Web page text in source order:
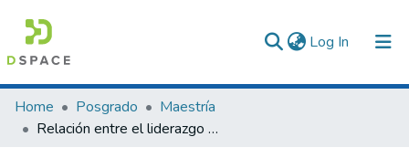
Log In (current)
Communities & Collections
All of DSpace
Home Posgrado
Maestría
Relación entre el liderazgo directivo y la gestión de aprendizaje en la Institución Educativa N° 40122 Manuel Scorza Torres, Arequipa-2016